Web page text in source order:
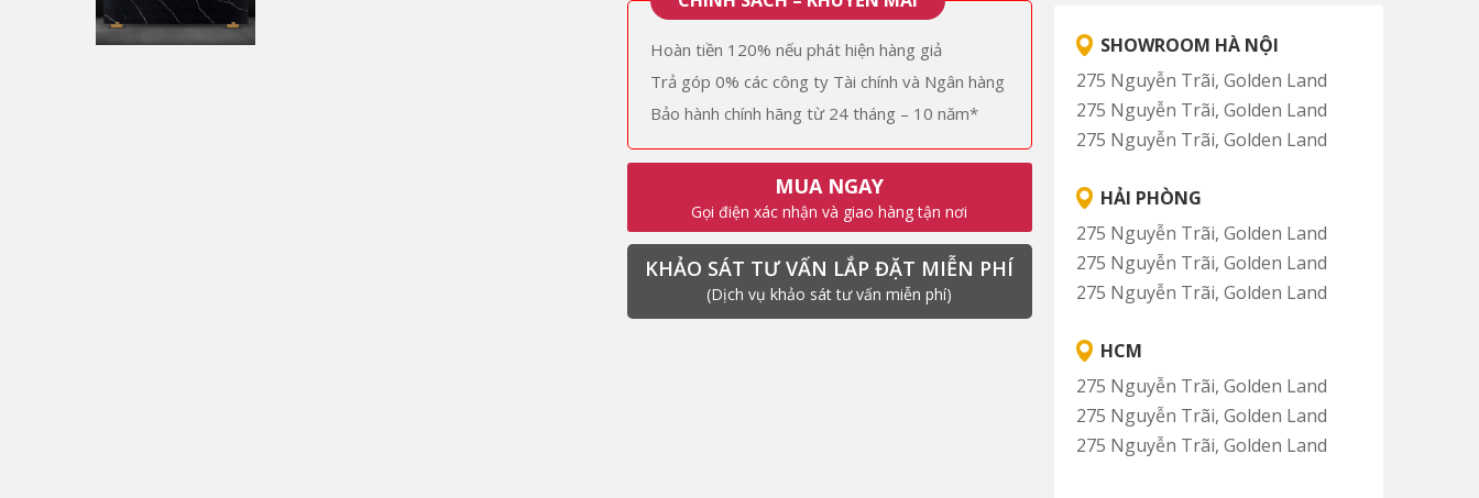
Hoàn tiền 120% nếu phát hiện hàng giả
Trả góp 0% các công ty Tài chính và Ngân hàng
Bảo hành chính hãng từ 24 tháng – 10 năm*
MUA NGAY
Gọi điện xác nhận và giao hàng tận nơi
KHẢO SÁT TƯ VẤN LẮP ĐẶT MIỄN PHÍ
(Dịch vụ khảo sát tư vấn miễn phí)
SHOWROOM HÀ NỘI
275 Nguyễn Trãi, Golden Land
275 Nguyễn Trãi, Golden Land
275 Nguyễn Trãi, Golden Land
HẢI PHÒNG
275 Nguyễn Trãi, Golden Land
275 Nguyễn Trãi, Golden Land
275 Nguyễn Trãi, Golden Land
HCM
275 Nguyễn Trãi, Golden Land
275 Nguyễn Trãi, Golden Land
275 Nguyễn Trãi, Golden Land